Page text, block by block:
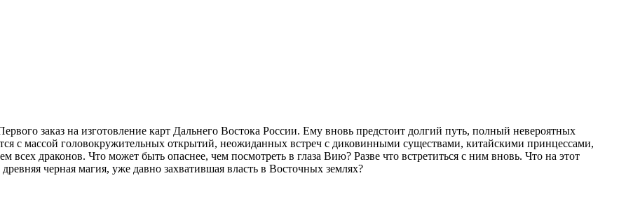
заказ на изготовление карт Дальнего Востока России. Ему вновь предстоит долгий путь, полный невероятных
с массой головокружительных открытий, неожиданных встреч с диковинными существами, китайскими принцессами,
драконов. Что может быть опаснее, чем посмотреть в глаза Вию? Разве что встретиться с ним вновь. Что на этот
черная магия, уже давно захватившая власть в Восточных землях?